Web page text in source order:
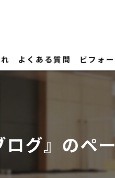
よくある質問 ビフォ
グ』のペ